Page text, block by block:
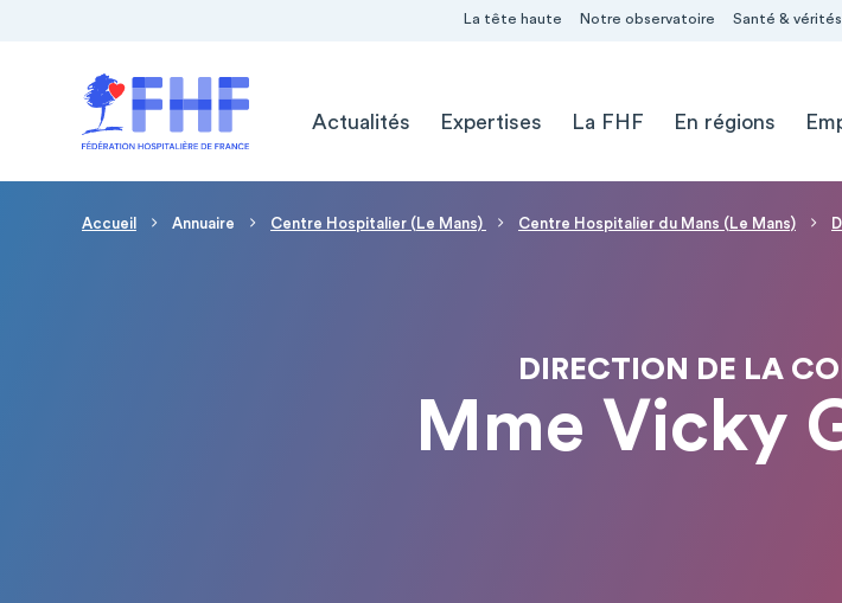
La tête haute Notre observatoire Santé & vérités
Actualités
Expertises La FHF En régions
Fil d'Ariane
Accueil Annuaire Centre Hospitalier (Le Mans) Centre Hospitalier du Mans (Le Mans)
DIRECTION DE LA
Mme Vicky